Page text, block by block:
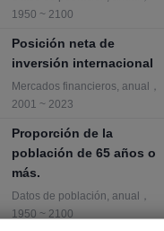
1950 ~ 2100
Posición neta de
inversión internacional
Mercados financieros, anual，
2001 ~ 2023
Proporción de la
población de 65 años o
más.
Datos de población, anual，
1950 ~ 2100